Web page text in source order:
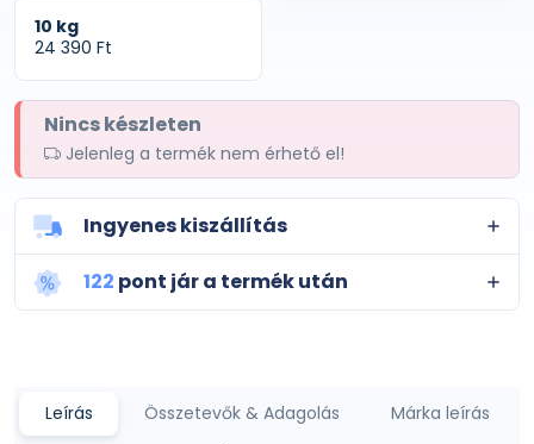
10 kg
24 390 Ft
Nincs készleten
Jelenleg a termék nem érhető el!
Ingyenes kiszállítás
122 pont jár a termék után
Leírás Összetevők & Adagolás
Márka leírás